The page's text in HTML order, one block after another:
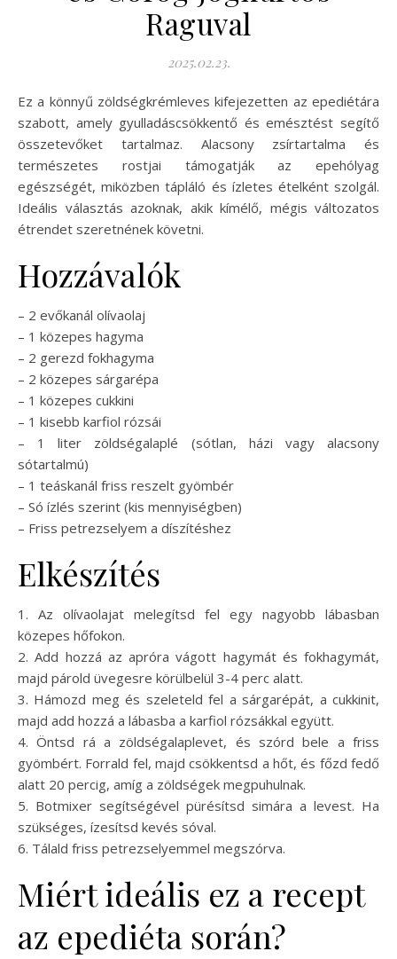
Raguval
2025.02.23.
Ez a könnyű zöldségkrémleves kifejezetten az epediétára
szabott, amely gyulladáscsökkentő és emésztést segítő
összetevőket tartalmaz. Alacsony zsírtartalma és
természetes rostjai támogatják az epehólyag
egészségét, miközben tápláló és ízletes ételként szolgál.
Ideális választás azoknak, akik kímélő, mégis változatos
étrendet szeretnének követni.
Hozzávalók
– 2 evőkanál olívaolaj
– 1 közepes hagyma
– 2 gerezd fokhagyma
– 2 közepes sárgarépa
– 1 közepes cukkini
– 1 kisebb karfiol rózsái
– 1 liter zöldségalaplé (sótlan, házi vagy alacsony
sótartalmú)
– 1 teáskanál friss reszelt gyömbér
– Só ízlés szerint (kis mennyiségben)
– Friss petrezselyem a díszítéshez
Elkészítés
1. Az olívaolajat melegítsd fel egy nagyobb lábasban
közepes hőfokon.
2. Add hozzá az apróra vágott hagymát és fokhagymát,
majd párold üvegesre körülbelül 3-4 perc alatt.
3. Hámozd meg és szeleteld fel a sárgarépát, a cukkinit,
majd add hozzá a lábasba a karfiol rózsákkal együtt.
4. Öntsd rá a zöldségalaplevet, és szórd bele a friss
gyömbért. Forrald fel, majd csökkentsd a hőt, és főzd fedő
alatt 20 percig, amíg a zöldségek megpuhulnak.
5. Botmixer segítségével pürésítsd simára a levest. Ha
szükséges, ízesítsd kevés sóval.
6. Tálald friss petrezselyemmel megszórva.
Miért ideális ez a recept
az epediéta során?